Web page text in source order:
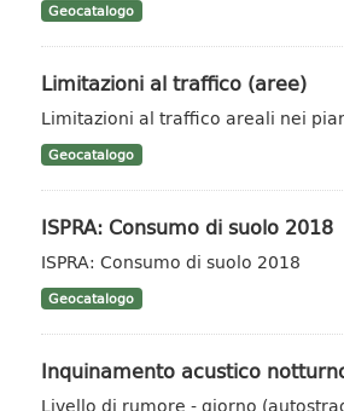
Geocatalogo
Limitazioni al traffico (aree)
Limitazioni al traffico areali nei
Geocatalogo
ISPRA: Consumo di suolo 2018
ISPRA: Consumo di suolo 2018
Geocatalogo
Inquinamento acustico
Livello di rumore - giorno